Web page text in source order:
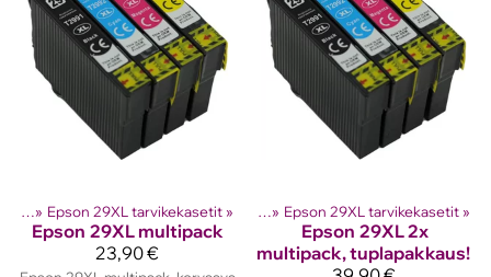
‪» Epson 29XL tarvikekasetit ‪»
Epson 29XL multipack
23,90 €
kasetit‪» Epson mustekasetit ‪» Epson 29XL tarvikekasetit ‪»
Epson 29XL 2x
multipack, tuplapakkaus!